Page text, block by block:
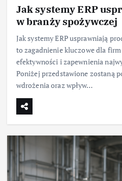
Jak systemy ERP
w branży spożywczej
Jak systemy ERP usprawniają
to zagadnienie kluczowe dla
efektywności i zapewnienia
Poniżej przedstawione zostaną
wdrożenia oraz wpływ…